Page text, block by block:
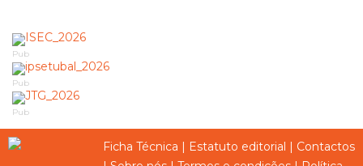
Pub
Pub
Pub
Ficha Técnica | Estatuto editorial | Contactos